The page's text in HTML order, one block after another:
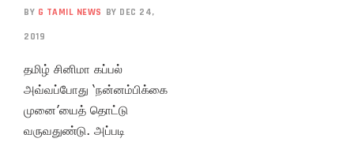
BY G TAMIL NEWS BY DEC 24,
2019
தமிழ் சினிமா கப்பல்
அவ்வப்போது ‘நன்னம்பிக்கை
முனை’யைத் தொட்டு
வருவதுண்டு. அப்படி